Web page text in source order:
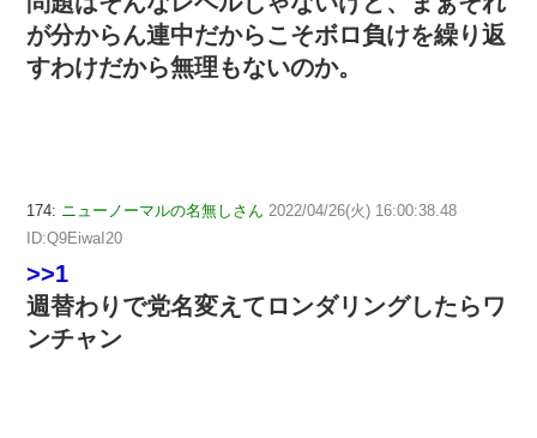
が分からん連中だからこそボロ負けを繰り返
すわけだから無理もないのか。
174: ニューノーマルの名無しさん 2022/04/26(火) 16:00:38.48
ID:Q9EiwaI20
>>1
週替わりで党名変えてロンダリングしたらワ
ンチャン